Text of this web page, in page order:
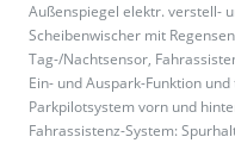
Außenspiegel elektr. verstell-
Scheibenwischer mit
Tag-/Nachtsensor,
Ein- und Auspark-Funktion
Parkpilotsystem vorn und
Fahrassistenz-System: